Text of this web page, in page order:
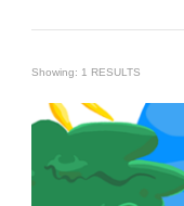
Showing: 1 RESULTS